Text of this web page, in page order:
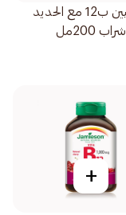
فيروجلوبيين ب12 مع الحديد
+